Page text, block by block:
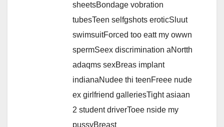
sheetsBondage vobration
tubesTeen selfgshots eroticSluut
swimsuitForced too eatt my owwn
spermSeex discrimination aNortth
adaqms sexBreas implant
indianaNudee thi teenFreee nude
ex girlfriend galleriesTight asiaan
2 student driverToee nside my
pussyBreast